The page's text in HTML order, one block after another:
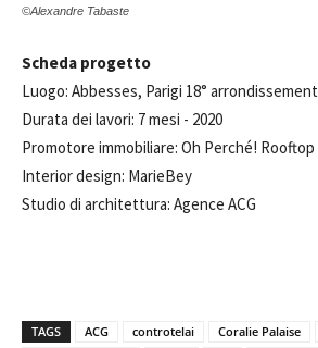
©Alexandre Tabaste
Scheda progetto
Luogo: Abbesses, Parigi 18° arrondissement
Durata dei lavori: 7 mesi - 2020
Promotore immobiliare: Oh Perché! Rooftop
Interior design: MarieBey
Studio di architettura: Agence ACG
TAGS ACG controtelai Coralie Palaise